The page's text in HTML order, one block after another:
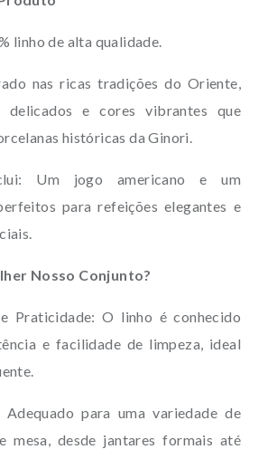
linho de alta qualidade.
nas ricas tradições do Oriente,
delicados e cores vibrantes que
históricas da Ginori.
Um jogo americano e um
para refeições elegantes e
Nosso Conjunto?
Praticidade: O linho é conhecido
e facilidade de limpeza, ideal
Adequado para uma variedade de
mesa, desde jantares formais até